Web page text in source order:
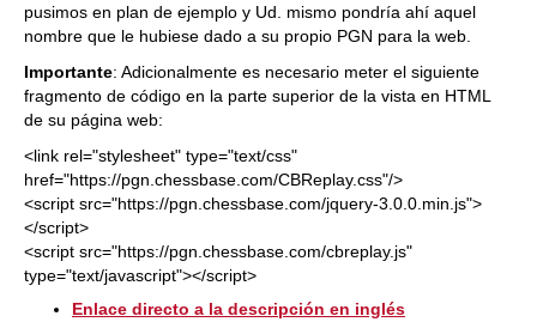
pusimos en plan de ejemplo y Ud. mismo pondría ahí aquel
nombre que le hubiese dado a su propio PGN para la web.
Importante: Adicionalmente es necesario meter el siguiente
fragmento de código en la parte superior de la vista en HTML
de su página web:
<link rel="stylesheet" type="text/css"
href="https://pgn.chessbase.com/CBReplay.css"/>
<script src="https://pgn.chessbase.com/jquery-3.0.0.min.js">
</script>
<script src="https://pgn.chessbase.com/cbreplay.js"
type="text/javascript"></script>
Enlace directo a la descripción en inglés